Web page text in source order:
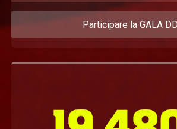
Participare la GALA